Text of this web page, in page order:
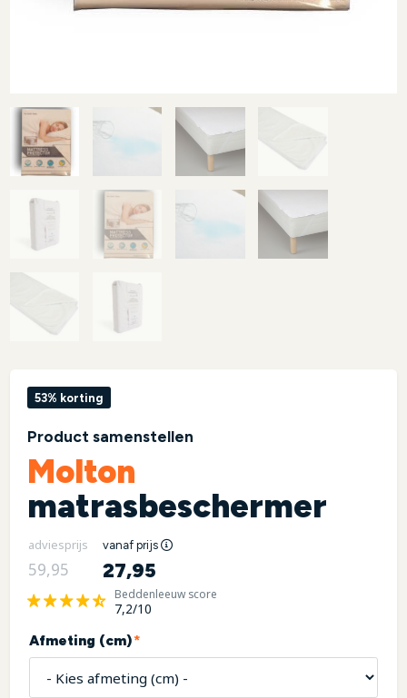
53% korting
Product samenstellen
Molton
matrasbeschermer
adviesprijs vanaf prijs
59,95 27,95
Beddenleeuw score
7,2/10
Afmeting (cm)*(required)